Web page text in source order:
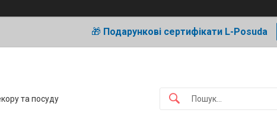
🎁 Подарункові сертифікати L-Posuda
та посуду